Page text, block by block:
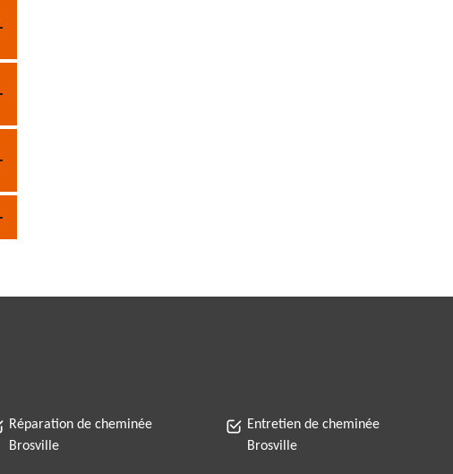
Réparation de cheminée
Brosville
Entretien de cheminée
Brosville